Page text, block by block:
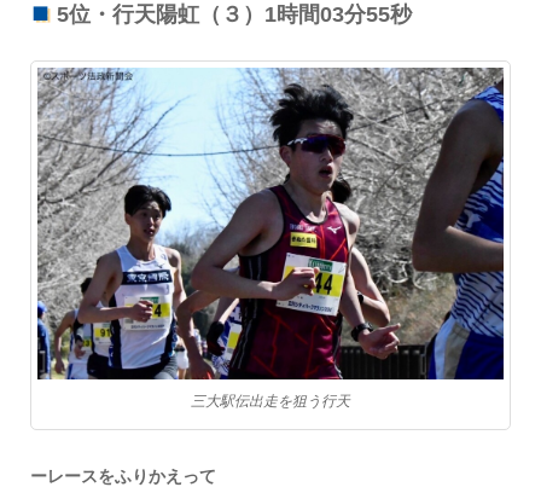
5位・行天陽虹（３）1時間03分55秒
三大駅伝出走を狙う行天
ーレースをふりかえって